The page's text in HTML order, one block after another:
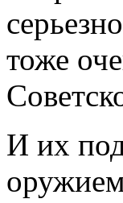
тоже
И их